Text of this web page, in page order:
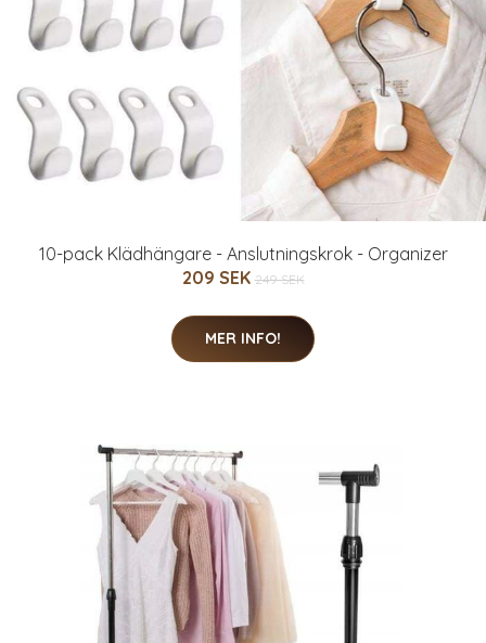
10-pack Klädhängare - Anslutningskrok - Organizer
209 SEK 249 SEK
MER INFO!